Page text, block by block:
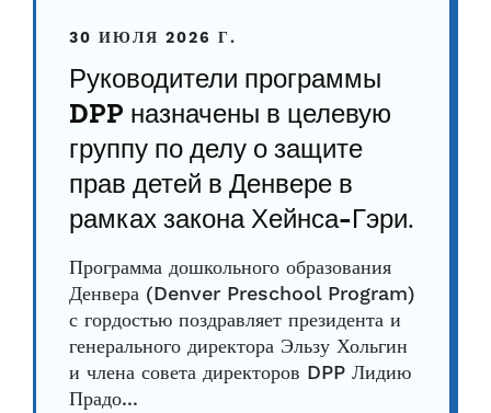
30 ИЮЛЯ 2026 Г.
Руководители программы
DPP назначены в целевую
группу по делу о защите
прав детей в Денвере в
рамках закона Хейнса-Гэри.
Программа дошкольного образования
Денвера (Denver Preschool Program)
с гордостью поздравляет президента и
генерального директора Эльзу Хольгин
и члена совета директоров DPP Лидию
Прадо...